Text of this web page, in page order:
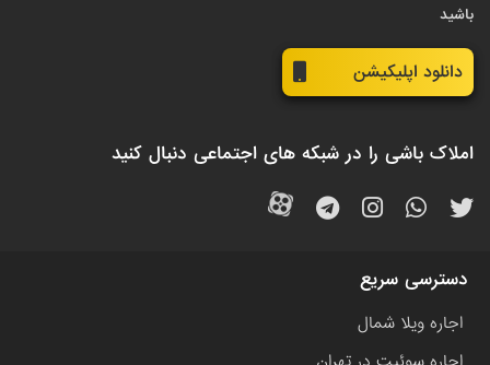
باشید
دانلود اپلیکیشن
املاک باشی را در شبکه های اجتماعی دنبال کنید
دسترسی سریع
اجاره ویلا شمال